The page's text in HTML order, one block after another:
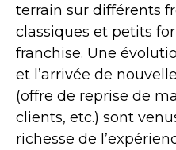
terrain sur différents
classiques et petits
franchise. Une
et l’arrivée de
(offre de reprise de
clients, etc.) sont
richesse de